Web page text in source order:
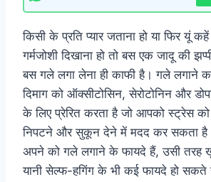
किसी के प्रति प्यार जताना हो या फिर यूं
गर्मजोशी दिखाना हो तो बस एक जादू की
बस गले लगा लेना ही काफी है। गले लगाने
दिमाग को ऑक्सीटोसिन, सेरोटोनिन और
के लिए प्रेरित करता है जो आपको स्ट्रेस
निपटने और सुकून देने में मदद कर सकता है
अपने को गले लगाने के फायदे हैं, उसी तरह
यानी सेल्फ-हगिंग के भी कई फायदे हो